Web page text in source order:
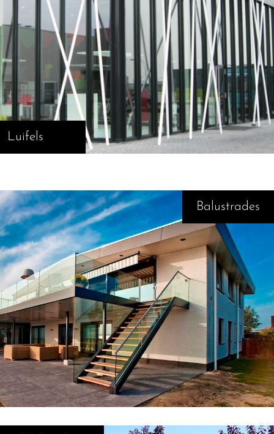
Luifels
Balustrades